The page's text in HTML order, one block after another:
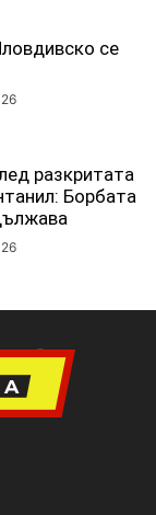
се
разкритата
Борбата